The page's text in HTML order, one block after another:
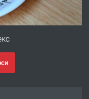
стъпките на Ангел